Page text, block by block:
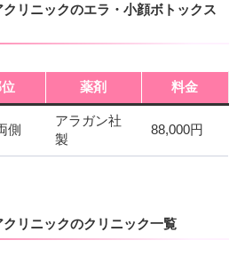
リニックのエラ・小顔ボトックス
薬剤 料金
側
アラガン社
製
88,000円
リニックのクリニック一覧